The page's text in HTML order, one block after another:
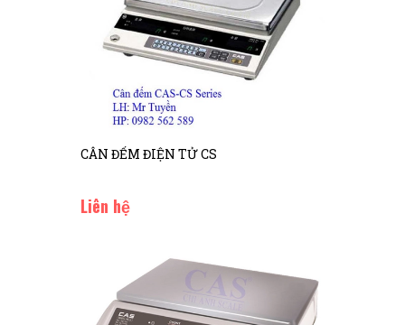
CÂN ĐẾM ĐIỆN TỬ CS
Liên hệ